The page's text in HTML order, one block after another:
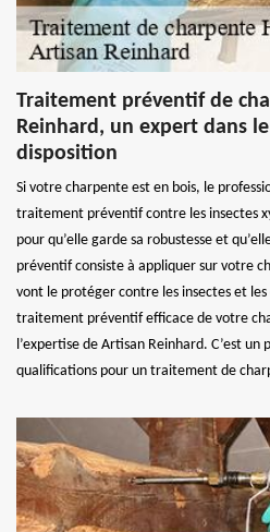
Traitement préventif de
Reinhard, un expert dans
disposition
Si votre charpente est en bois, le
traitement préventif contre les insectes
pour qu’elle garde sa robustesse et
préventif consiste à appliquer sur votre
vont le protéger contre les insectes et
traitement préventif efficace de votre
l’expertise de Artisan Reinhard. C’est
qualifications pour un traitement de